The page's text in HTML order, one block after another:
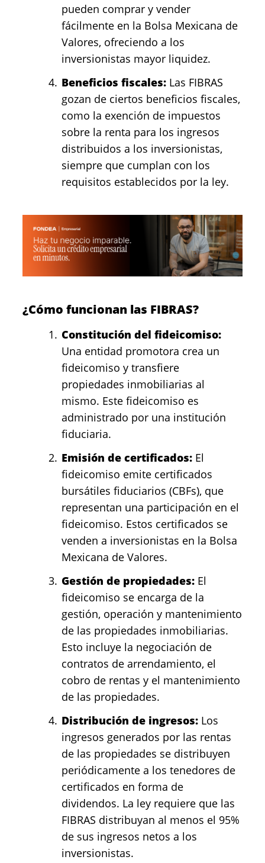
pueden comprar y vender
fácilmente en la Bolsa Mexicana de
Valores, ofreciendo a los
inversionistas mayor liquidez.
Beneficios fiscales: Las FIBRAS
gozan de ciertos beneficios fiscales,
como la exención de impuestos
sobre la renta para los ingresos
distribuidos a los inversionistas,
siempre que cumplan con los
requisitos establecidos por la ley.
¿Cómo funcionan las FIBRAS?
Constitución del fideicomiso:
Una entidad promotora crea un
fideicomiso y transfiere
propiedades inmobiliarias al
mismo. Este fideicomiso es
administrado por una institución
fiduciaria.
Emisión de certificados: El
fideicomiso emite certificados
bursátiles fiduciarios (CBFs), que
representan una participación en el
fideicomiso. Estos certificados se
venden a inversionistas en la Bolsa
Mexicana de Valores.
Gestión de propiedades: El
fideicomiso se encarga de la
gestión, operación y mantenimiento
de las propiedades inmobiliarias.
Esto incluye la negociación de
contratos de arrendamiento, el
cobro de rentas y el mantenimiento
de las propiedades.
Distribución de ingresos: Los
ingresos generados por las rentas
de las propiedades se distribuyen
periódicamente a los tenedores de
certificados en forma de
dividendos. La ley requiere que las
FIBRAS distribuyan al menos el 95%
de sus ingresos netos a los
inversionistas.